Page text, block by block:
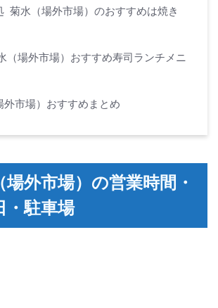
菊水（場外市場）のおすすめは焼き
（場外市場）おすすめ寿司ランチメニ
外市場）おすすめまとめ
場外市場）の営業時間・
・駐車場